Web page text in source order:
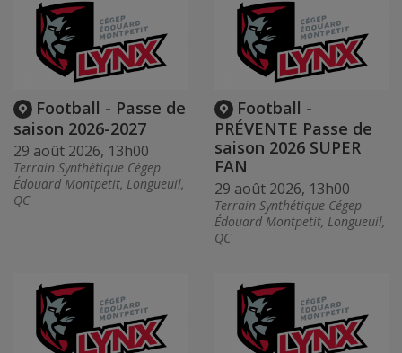
Football - Passe de
saison 2026-2027
29 août 2026, 13h00
Terrain Synthétique Cégep
Édouard Montpetit, Longueuil,
QC
Football -
PRÉVENTE Passe de
saison 2026 SUPER
FAN
29 août 2026, 13h00
Terrain Synthétique Cégep
Édouard Montpetit, Longueuil,
QC